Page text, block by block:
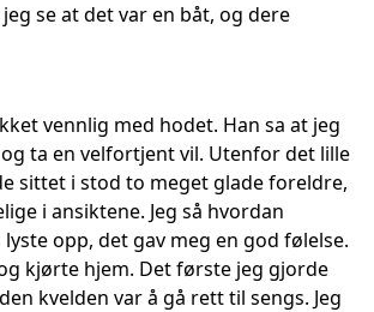
se at det var en båt, og dere
vennlig med hodet. Han sa at jeg
ta en velfortjent vil. Utenfor det lille
sittet i stod to meget glade foreldre,
i ansiktene. Jeg så hvordan
opp, det gav meg en god følelse.
kjørte hjem. Det første jeg gjorde
kvelden var å gå rett til sengs. Jeg